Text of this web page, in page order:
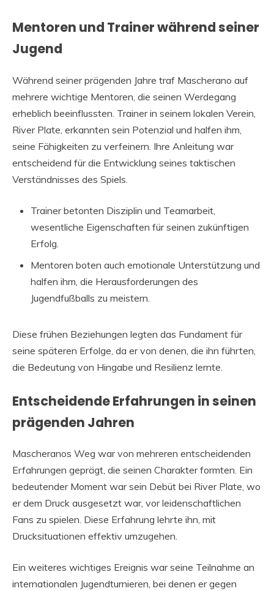
Mentoren und Trainer während seiner
Jugend
Während seiner prägenden Jahre traf Mascherano auf
mehrere wichtige Mentoren, die seinen Werdegang
erheblich beeinflussten. Trainer in seinem lokalen Verein,
River Plate, erkannten sein Potenzial und halfen ihm,
seine Fähigkeiten zu verfeinern. Ihre Anleitung war
entscheidend für die Entwicklung seines taktischen
Verständnisses des Spiels.
Trainer betonten Disziplin und Teamarbeit,
wesentliche Eigenschaften für seinen zukünftigen
Erfolg.
Mentoren boten auch emotionale Unterstützung und
halfen ihm, die Herausforderungen des
Jugendfußballs zu meistern.
Diese frühen Beziehungen legten das Fundament für
seine späteren Erfolge, da er von denen, die ihn führten,
die Bedeutung von Hingabe und Resilienz lernte.
Entscheidende Erfahrungen in seinen
prägenden Jahren
Mascheranos Weg war von mehreren entscheidenden
Erfahrungen geprägt, die seinen Charakter formten. Ein
bedeutender Moment war sein Debüt bei River Plate, wo
er dem Druck ausgesetzt war, vor leidenschaftlichen
Fans zu spielen. Diese Erfahrung lehrte ihn, mit
Drucksituationen effektiv umzugehen.
Ein weiteres wichtiges Ereignis war seine Teilnahme an
internationalen Jugendturnieren, bei denen er gegen